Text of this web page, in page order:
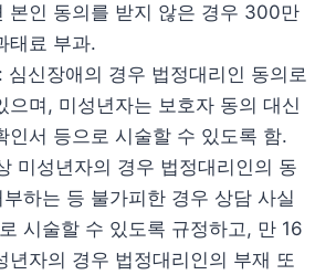
본인 동의를 받지 않은 경우 300만
태료 부과.
심신장애의 경우 법정대리인 동의로
으며, 미성년자는 보호자 동의 대신
인서 등으로 시술할 수 있도록 함.
미성년자의 경우 법정대리인의 동
하는 등 불가피한 경우 상담 사실
시술할 수 있도록 규정하고, 만 16
년자의 경우 법정대리인의 부재 또